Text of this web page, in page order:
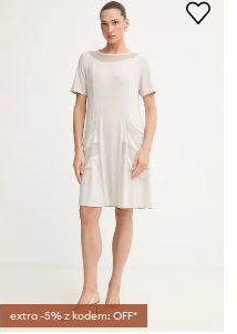
extra -5% z kodem: OFF*